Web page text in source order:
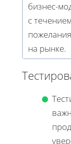
бизнес-
с
на рынке.